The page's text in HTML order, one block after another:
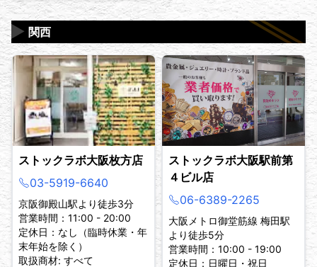
関西
▶
ストックラボ大阪枚方店
03-5919-6640
京阪御殿山駅より徒歩3分
営業時間：11:00 - 20:00
定休日：なし（臨時休業・年
末年始を除く）
取扱商材: すべて
ストックラボ大阪駅前第
４ビル店
06-6389-2265
大阪メトロ御堂筋線 梅田駅
より徒歩5分
営業時間：10:00 - 19:00
定休日：日曜日・祝日